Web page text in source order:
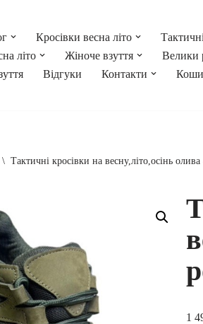
Кросівки весна літо
літо
Жіноче взуття Велики
Відгуки Контакти
\ Тактичні кросівки на весну,літо,осінь
1